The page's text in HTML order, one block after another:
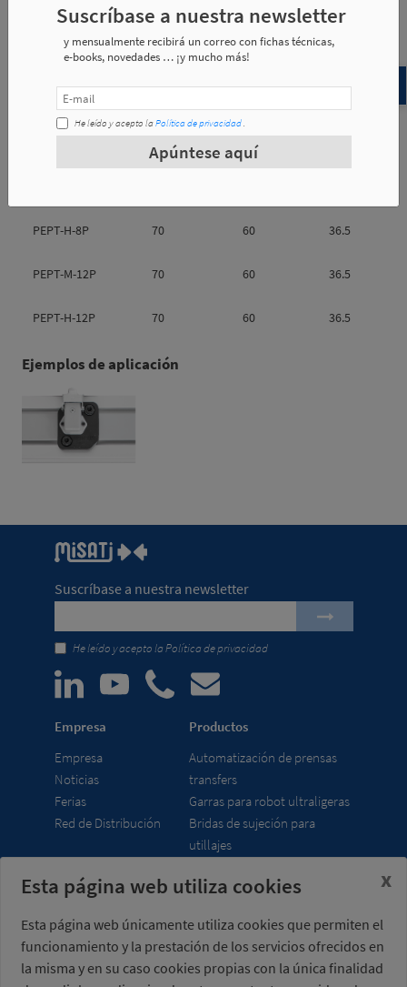
PEPT-H-12P Hembra 12 0,162 Kg
Referencia e1 e2 e3
PEPT-H-8P 70 60 36.5
PEPT-M-12P 70 60 36.5
PEPT-H-12P 70 60 36.5
Ejemplos de aplicación
Suscríbase a nuestra newsletter
y mensualmente recibirá un correo con fichas técnicas,
e-books, novedades … ¡y mucho más!
He leído y acepto laPolítica de privacidad.
Apúntese aquí
Suscríbase a nuestra newsletter
He leído y acepto laPolítica de privacidad
Empresa
Empresa
Noticias
Ferias
Red de Distribución
Productos
Automatización de prensas
transfers
Garras para robot ultraligeras
Bridas de sujeción para
utillajes
Misati S.L.
08960 Sant Just
Desvern
Barcelona - España
Horario
7:00 - 15:00 h (UTC+01:00)
Esta página web utiliza cookies
Esta página web únicamente utiliza cookies que permiten el
funcionamiento y la prestación de los servicios ofrecidos en
la misma y en su caso cookies propias con la única finalidad
x